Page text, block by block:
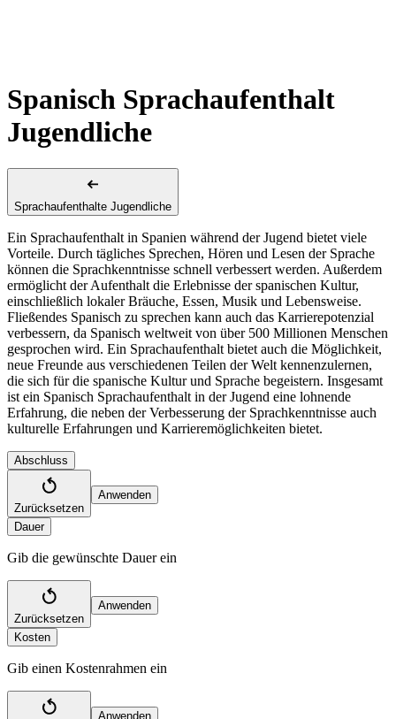
Spanisch Sprachaufenthalt
Jugendliche
Sprachaufenthalte Jugendliche
Ein Sprachaufenthalt in Spanien während der Jugend bietet viele
Vorteile. Durch tägliches Sprechen, Hören und Lesen der Sprache
können die Sprachkenntnisse schnell verbessert werden. Außerdem
ermöglicht der Aufenthalt die Erlebnisse der spanischen Kultur,
einschließlich lokaler Bräuche, Essen, Musik und Lebensweise.
Fließendes Spanisch zu sprechen kann auch das Karrierepotenzial
verbessern, da Spanisch weltweit von über 500 Millionen Menschen
gesprochen wird. Ein Sprachaufenthalt bietet auch die Möglichkeit,
neue Freunde aus verschiedenen Teilen der Welt kennenzulernen,
die sich für die spanische Kultur und Sprache begeistern. Insgesamt
ist ein Spanisch Sprachaufenthalt in der Jugend eine lohnende
Erfahrung, die neben der Verbesserung der Sprachkenntnisse auch
kulturelle Erfahrungen und Karrieremöglichkeiten bietet.
Abschluss
Zurücksetzen
Anwenden
Dauer
Gib die gewünschte Dauer ein
Zurücksetzen
Anwenden
Kosten
Gib einen Kostenrahmen ein
Anwenden